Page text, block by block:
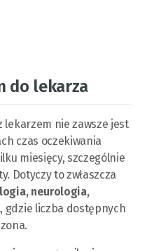
do lekarza
lekarzem nie zawsze jest
czas oczekiwania
miesięcy, szczególnie
Dotyczy to zwłaszcza
neurologia,
, gdzie liczba dostępnych